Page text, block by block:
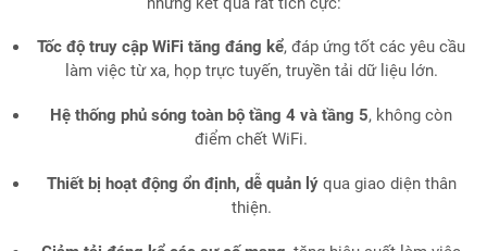
Tốc độ truy cập WiFi tăng đáng kể, đáp ứng tốt các yêu cầu
làm việc từ xa, họp trực tuyến, truyền tải dữ liệu lớn.
Hệ thống phủ sóng toàn bộ tầng 4 và tầng 5, không còn
điểm chết WiFi.
Thiết bị hoạt động ổn định, dễ quản lýqua giao diện thân
thiện.